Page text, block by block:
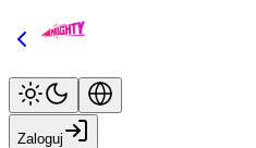
Zaloguj